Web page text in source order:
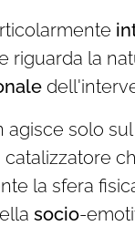
riguarda la
agisce solo
la sfera
socio-